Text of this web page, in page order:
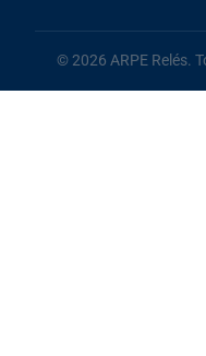
© 2026 ARPE Relés.